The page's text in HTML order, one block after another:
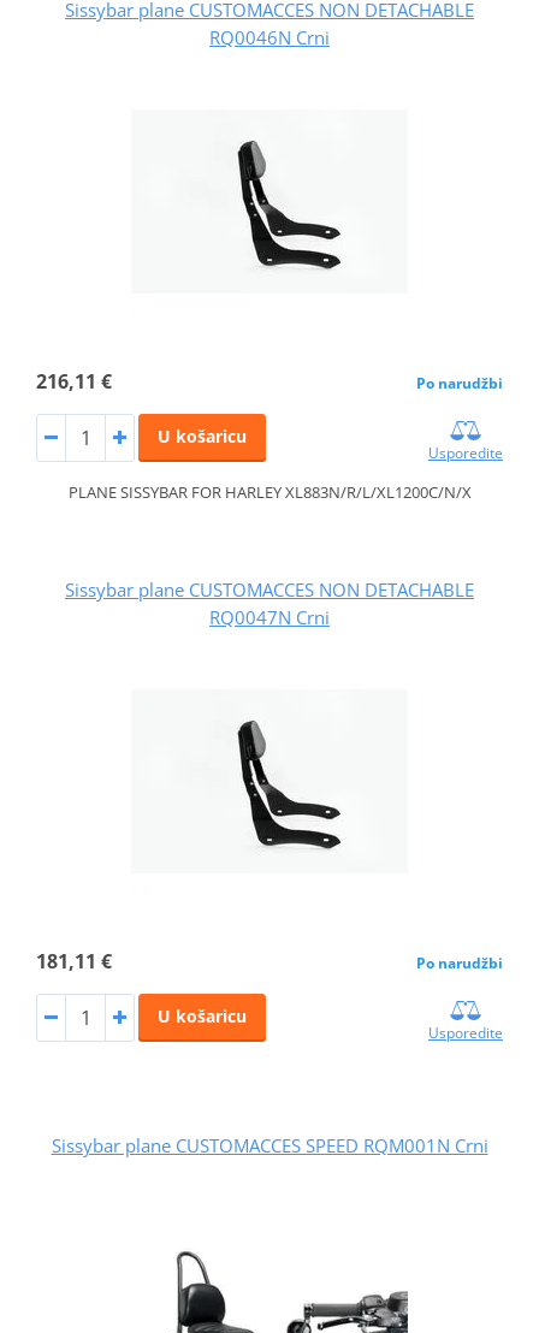
Sissybar plane CUSTOMACCES NON DETACHABLE
RQ0046N Crni
216,11 € Po narudžbi
U košaricu
Usporedite
PLANE SISSYBAR FOR HARLEY XL883N/R/L/XL1200C/N/X
Sissybar plane CUSTOMACCES NON DETACHABLE
RQ0047N Crni
181,11 € Po narudžbi
U košaricu
Usporedite
Sissybar plane CUSTOMACCES SPEED RQM001N Crni